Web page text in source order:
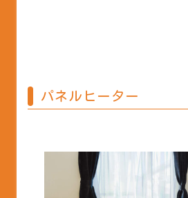
パネルヒーター